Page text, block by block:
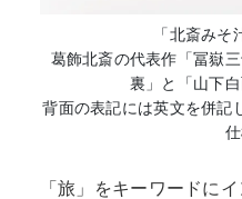
「北斎みそ
葛飾北斎の代表作「冨嶽
裏」と「山下
背面の表記には英文を併記
「旅」をキーワードに